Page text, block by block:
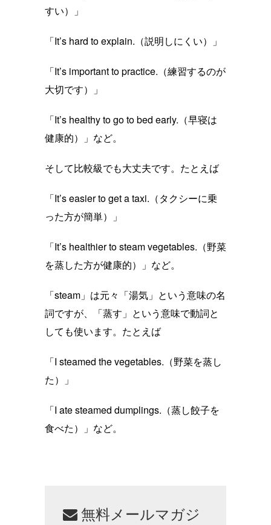
すい）」
「It’s hard to explain.（説明しにくい）」
「It’s important to practice.（練習するのが
大切です）」
「It’s healthy to go to bed early.（早寝は
健康的）」など。
そして比較級でも大丈夫です。たとえば
「It’s easier to get a taxi.（タクシーに乗
った方が簡単）」
「It’s healthier to steam vegetables.（野菜
を蒸した方が健康的）」など。
「steam」は元々「湯気」という意味の名
詞ですが、「蒸す」という意味で動詞と
しても使います。たとえば
「I steamed the vegetables.（野菜を蒸し
た）」
「I ate steamed dumplings.（蒸し餃子を
食べた）」など。
無料メールマガジ